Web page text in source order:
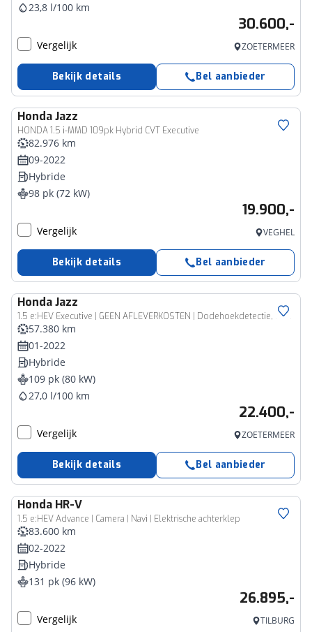
23,8 l/100 km
30.600,-
Vergelijk ZOETERMEER
Bekijk details Bel aanbieder
HondaJazz
HONDA 1.5 i-MMD 109pk Hybrid CVT Executive
82.976 km
09-2022
Hybride
98 pk (72 kW)
19.900,-
Vergelijk VEGHEL
Bekijk details Bel aanbieder
HondaJazz
1.5 e:HEV Executive | GEEN AFLEVERKOSTEN | Dodehoekdetectie, Navigatie, Parkeersensoren, Apple/Android
57.380 km
01-2022
Hybride
109 pk (80 kW)
27,0 l/100 km
22.400,-
Vergelijk ZOETERMEER
Bekijk details Bel aanbieder
Honda HR-V
1.5 e:HEV Advance | Camera | Navi | Elektrische achterklep
83.600 km
02-2022
Hybride
131 pk (96 kW)
26.895,-
Vergelijk TILBURG